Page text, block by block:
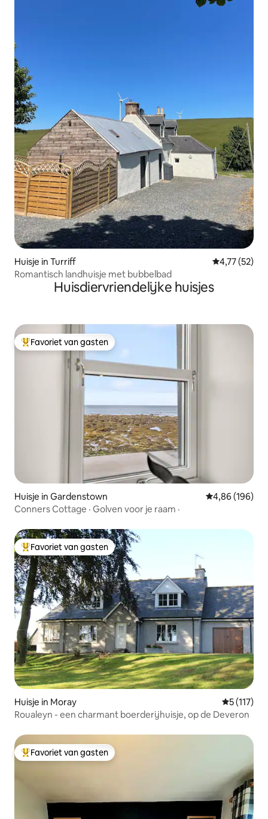
Huisje in Turriff Gemiddelde
4,77 (52)
Romantisch landhuisje met bubbelbad
Huisdiervriendelijke huisjes
Topfavoriet van gasten
Favoriet van gasten
Huisje in Gardenstown Gemiddelde
4,86 (196)
Conners Cottage · Golven voor je raam ·
Topfavoriet van gasten
Favoriet van gasten
Huisje in Moray
5 (117)
Roualeyn - een charmant boerderijhuisje, op de Deveron
Topfavoriet van gasten
Favoriet van gasten